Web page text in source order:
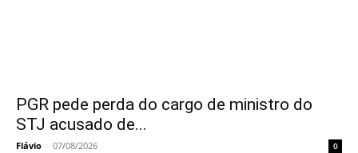
PGR pede perda do cargo de ministro do
STJ acusado de...
Flávio - 07/08/2026 0